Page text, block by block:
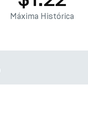
Máxima Histórica